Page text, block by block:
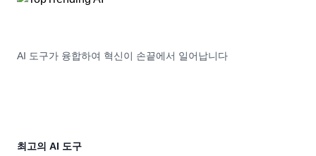
AI 도구가 융합하여 혁신이 손끝에서 일어납니다
최고의 AI 도구